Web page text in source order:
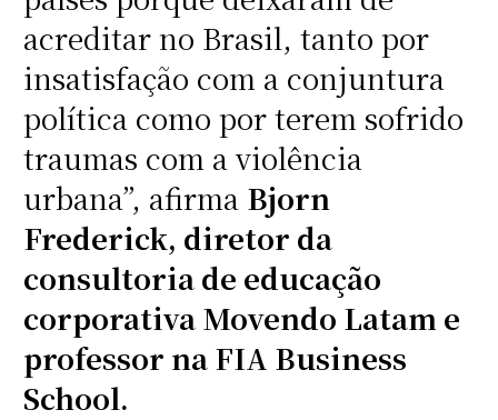
acreditar no Brasil, tanto por
insatisfação com a conjuntura
política como por terem sofrido
traumas com a violência
urbana”, afirma Bjorn
Frederick, diretor da
consultoria de educação
corporativa Movendo Latam e
professor na FIA Business
School.